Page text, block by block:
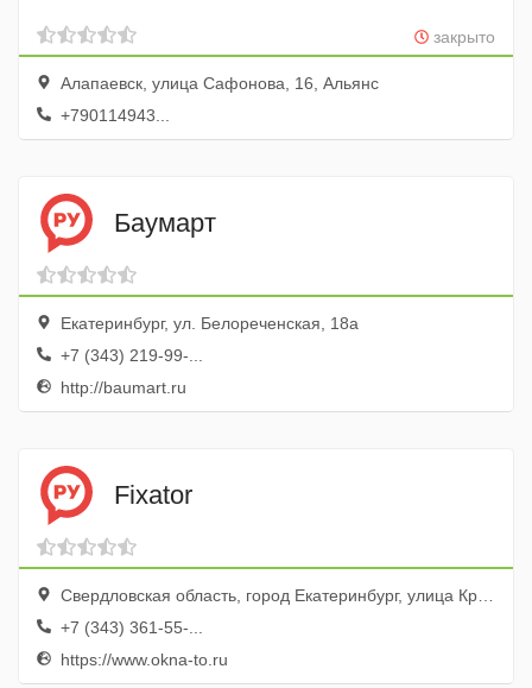
закрыто
Алапаевск, улица Сафонова, 16, Альянс
+790114943...
Баумарт
Екатеринбург, ул. Белореченская, 18а
+7 (343) 219-99-...
http://baumart.ru
Fixator
Свердловская область, город Екатеринбург, улица Краснолесья, 125
+7 (343) 361-55-...
https://www.okna-to.ru